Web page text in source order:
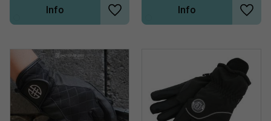
Lägg till i önskelista
Info
Lägg
Info